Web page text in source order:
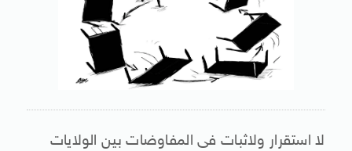
لا استقرار ولاثبات فى المفاوضات بين الولايات